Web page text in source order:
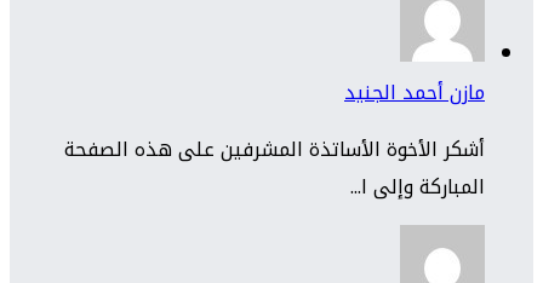
مازن أحمد الجنيد
أشكر الأخوة الأساتذة المشرفين على هذه الصفحة
المباركة وإلى ا...